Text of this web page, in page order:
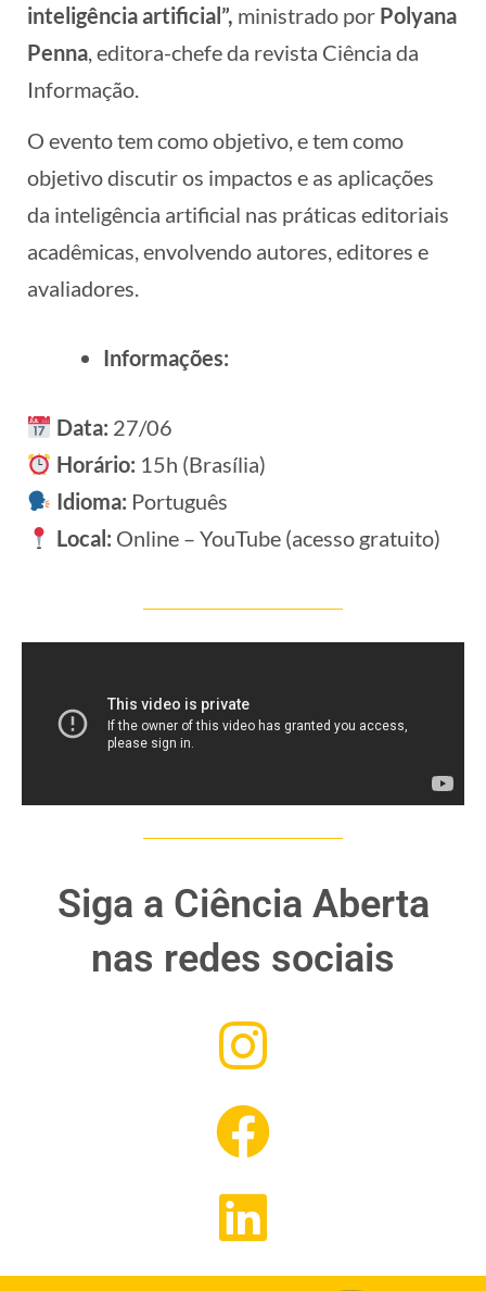
inteligência artificial”, ministrado por Polyana
Penna, editora-chefe da revista Ciência da
Informação.
O evento tem como objetivo, e tem como
objetivo discutir os impactos e as aplicações
da inteligência artificial nas práticas editoriais
acadêmicas, envolvendo autores, editores e
avaliadores.
Informações:
Data: 27/06
Horário: 15h (Brasília)
Idioma: Português
Local: Online – YouTube (acesso gratuito)
Siga a Ciência Aberta
nas redes sociais